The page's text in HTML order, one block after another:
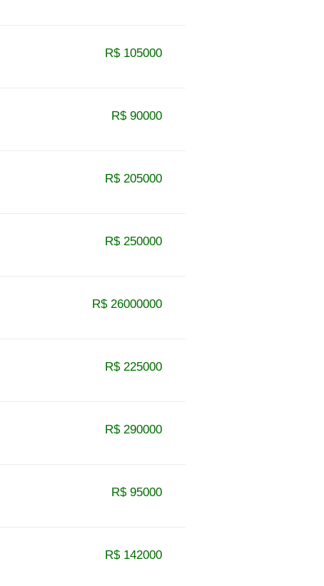
R$ 105000
R$ 90000
R$ 205000
R$ 250000
R$ 26000000
R$ 225000
R$ 290000
R$ 95000
R$ 142000